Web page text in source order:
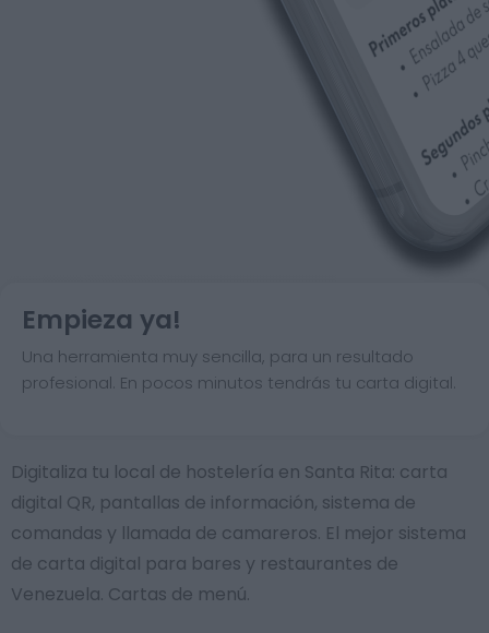
Empieza ya!
Una herramienta muy sencilla, para un resultado
profesional. En pocos minutos tendrás tu carta digital.
Digitaliza tu local de hostelería en Santa Rita: carta
digital QR, pantallas de información, sistema de
comandas y llamada de camareros. El mejor sistema
de carta digital para bares y restaurantes de
Venezuela. Cartas de menú.